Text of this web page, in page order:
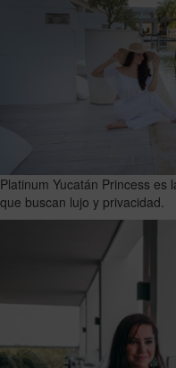
Platinum Yucatán Princess es
que buscan lujo y privacidad.